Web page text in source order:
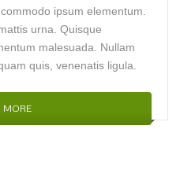
ipsum elementum.
urna. Quisque
malesuada. Nullam
quis, venenatis ligula.
MORE